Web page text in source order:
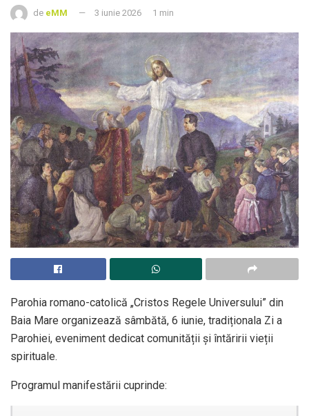
de eMM 3 iunie 2026 1 min
Parohia romano-catolică „Cristos Regele Universului” din
Baia Mare organizează sâmbătă, 6 iunie, tradiționala Zi a
Parohiei, eveniment dedicat comunității și întăririi vieții
spirituale.
Programul manifestării cuprinde: